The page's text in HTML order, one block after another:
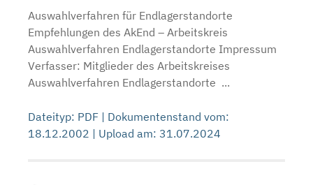
Auswahlverfahren für Endlagerstandorte
Empfehlungen des AkEnd – Arbeitskreis
Auswahlverfahren Endlagerstandorte Impressum
Verfasser: Mitglieder des Arbeitskreises
Auswahlverfahren Endlagerstandorte ...
Dateityp: PDF | Dokumentenstand vom:
18.12.2002 | Upload am: 31.07.2024